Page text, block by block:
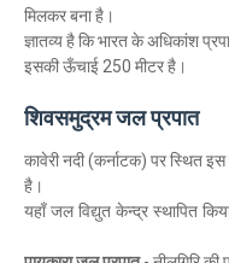
मिलकर बना है।
ज्ञातव्य है कि भारत के अधिकांश
इसकी ऊँचाई 250 मीटर है।
शिवसमुद्रम जल प्रपात
कावेरी नदी (कर्नाटक) पर स्थित इस
है।
यहाँ जल विद्युत केन्द्र स्थापित